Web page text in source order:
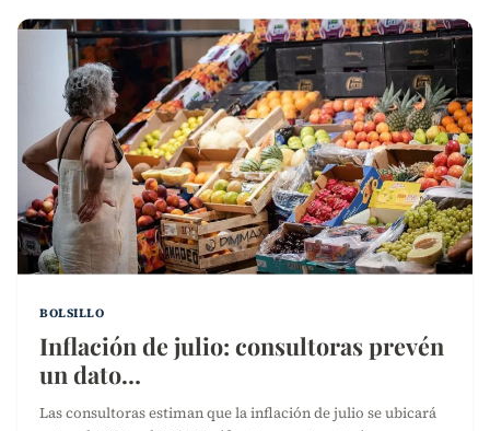
BOLSILLO
Inflación de julio: consultoras prevén
un dato…
Las consultoras estiman que la inflación de julio se ubicará